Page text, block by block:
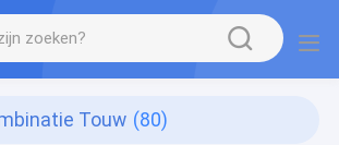
Touw (80)